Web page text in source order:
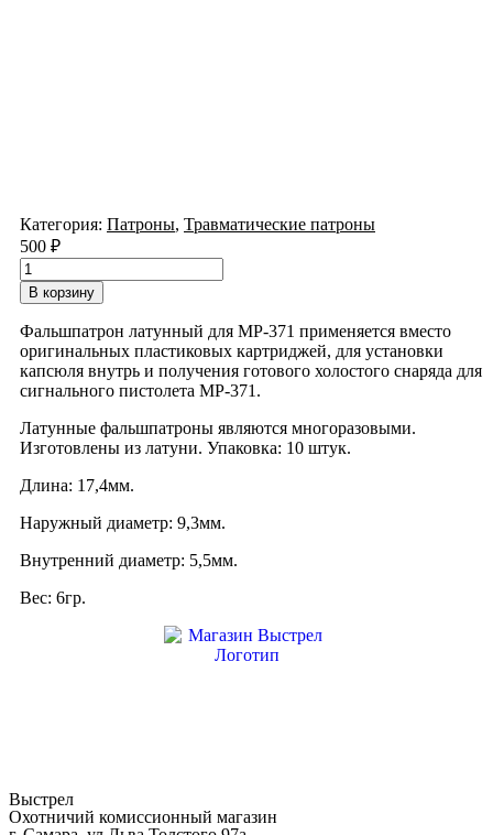
Категория: Патроны, Травматические патроны
500 ₽
Количество
товара
Фальшпатрон
жевело
10
шт
В корзину
Фальшпатрон латунный для МР-371 применяется вместо
оригинальных пластиковых картриджей, для установки
капсюля внутрь и получения готового холостого снаряда для
сигнального пистолета МР-371.
Латунные фальшпатроны являются многоразовыми.
Изготовлены из латуни. Упаковка: 10 штук.
Длина: 17,4мм.
Наружный диаметр: 9,3мм.
Внутренний диаметр: 5,5мм.
Вес: 6гр.
Выстрел
Охотничий комиссионный магазин